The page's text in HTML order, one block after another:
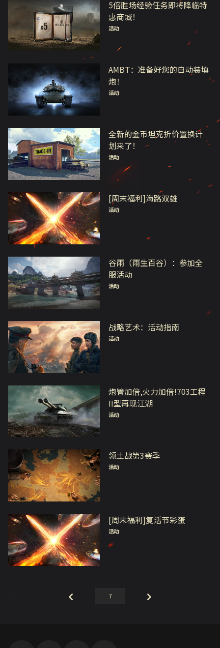
5倍胜场经验任务即将降临特
惠商城！
活动
AMBT：准备好您的自动装填
炮！
活动
全新的金币坦克折价置换计
划来了！
活动
[周末福利]海路双雄
活动
谷雨（雨生百谷）：参加全
服活动
活动
战略艺术：活动指南
活动
炮管加倍,火力加倍!703工程
II型再现江湖
活动
领土战第3赛季
活动
[周末福利]复活节彩蛋
活动
7